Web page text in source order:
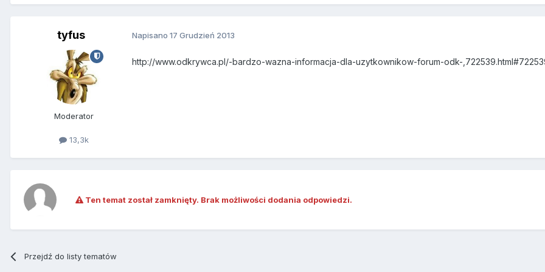
tyfus
Moderator
13,3k
Napisano 17 Grudzień 2013
http://www.odkrywca.pl/-bardzo-wazna-informacja-dla-uzytkownikow-forum-odk-
Ten temat został zamknięty. Brak możliwości dodania odpowiedzi.
Przejdź do listy tematów